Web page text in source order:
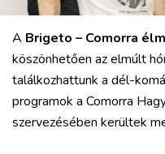
A Brigeto – Comorra
köszönhetően az elmúlt
találkozhattunk a dél-
programok a Comorra
szervezésében kerültek